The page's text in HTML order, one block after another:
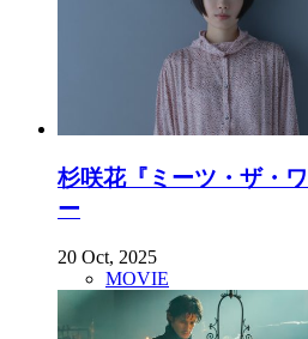
杉咲花『ミーツ・ザ・
ー
20 Oct, 2025
MOVIE